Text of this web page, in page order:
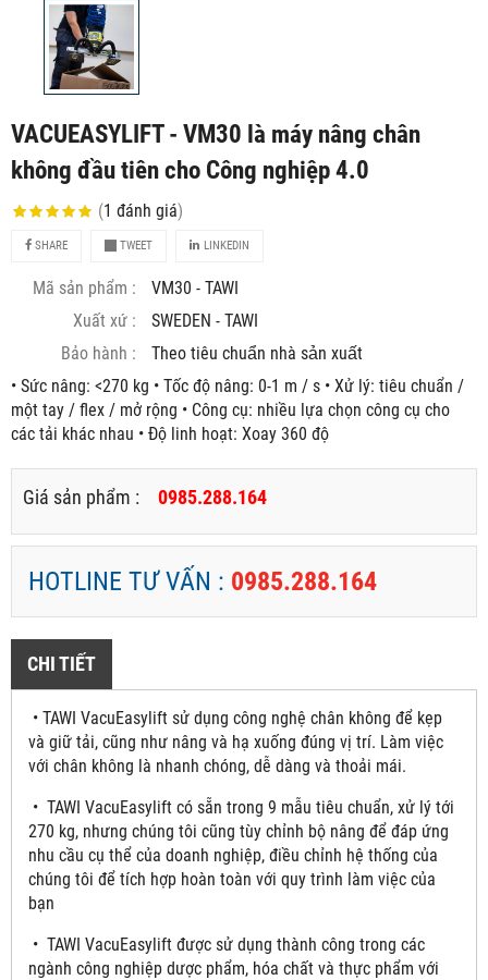
VACUEASYLIFT - VM30 là máy nâng chân
không đầu tiên cho Công nghiệp 4.0
(1 đánh giá)
SHARE TWEET LINKEDIN
Mã sản phẩm :
VM30 - TAWI
Xuất xứ :
SWEDEN - TAWI
Bảo hành :
Theo tiêu chuẩn nhà sản xuất
• Sức nâng: <270 kg • Tốc độ nâng: 0-1 m / s • Xử lý: tiêu chuẩn /
một tay / flex / mở rộng • Công cụ: nhiều lựa chọn công cụ cho
các tải khác nhau • Độ linh hoạt: Xoay 360 độ
Giá sản phẩm : 0985.288.164
HOTLINE TƯ VẤN : 0985.288.164
CHI TIẾT
• TAWI VacuEasylift sử dụng công nghệ chân không để kẹp
và giữ tải, cũng như nâng và hạ xuống đúng vị trí. Làm việc
với chân không là nhanh chóng, dễ dàng và thoải mái.
• TAWI VacuEasylift có sẵn trong 9 mẫu tiêu chuẩn, xử lý tới
270 kg, nhưng chúng tôi cũng tùy chỉnh bộ nâng để đáp ứng
nhu cầu cụ thể của doanh nghiệp, điều chỉnh hệ thống của
chúng tôi để tích hợp hoàn toàn với quy trình làm việc của
bạn
• TAWI VacuEasylift được sử dụng thành công trong các
ngành công nghiệp dược phẩm, hóa chất và thực phẩm với